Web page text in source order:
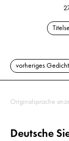
vorheriges Gedicht
Originalsprache
Deutsche